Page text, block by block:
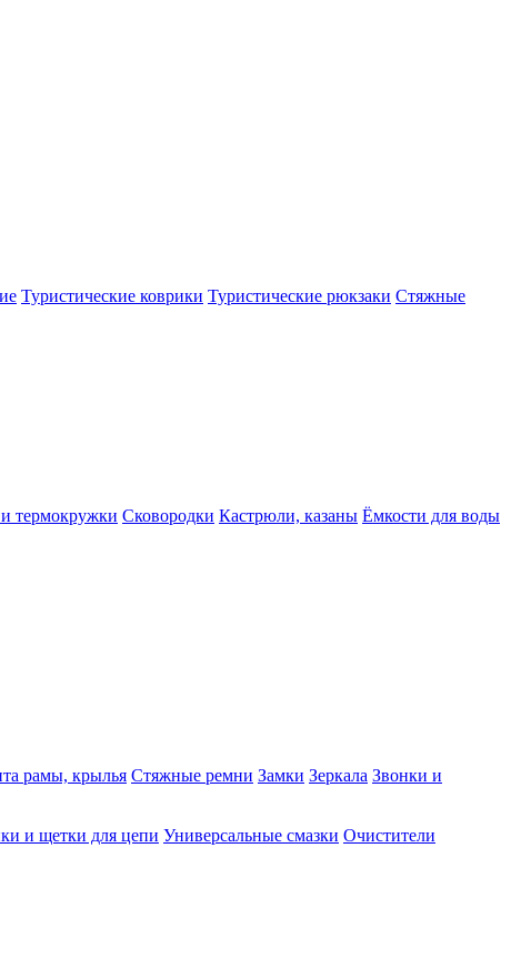
Туристические коврики Туристические рюкзаки Стяжные
термокружки Сковородки Кастрюли, казаны Ёмкости для воды
рамы, крылья Стяжные ремни Замки Зеркала Звонки и
и щетки для цепи Универсальные смазки Очистители